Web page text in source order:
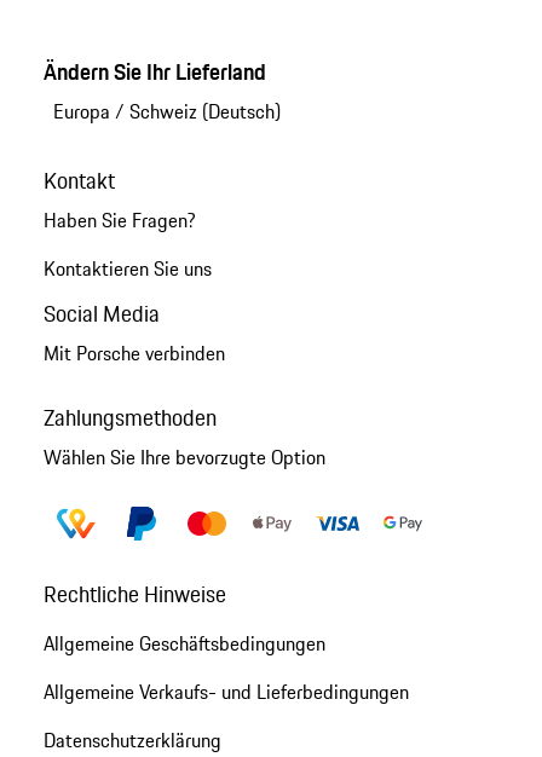
Ändern Sie Ihr Lieferland
Europa / Schweiz (Deutsch)
Kontakt
Haben Sie Fragen?
Kontaktieren Sie uns
Social Media
Mit Porsche verbinden
Zahlungsmethoden
Wählen Sie Ihre bevorzugte Option
Rechtliche Hinweise
Allgemeine Geschäftsbedingungen
Allgemeine Verkaufs- und Lieferbedingungen
Datenschutzerklärung